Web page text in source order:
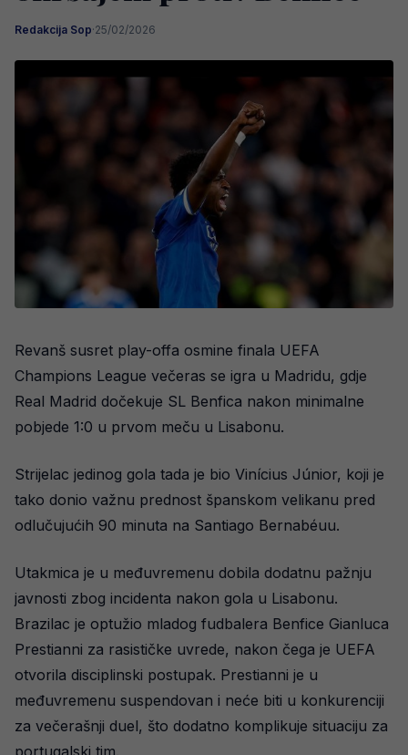
Redakcija Sop·25/02/2026
Revanš susret play-offa osmine finala UEFA
Champions League večeras se igra u Madridu, gdje
Real Madrid dočekuje SL Benfica nakon minimalne
pobjede 1:0 u prvom meču u Lisabonu.
Strijelac jedinog gola tada je bio Vinícius Júnior, koji je
tako donio važnu prednost španskom velikanu pred
odlučujućih 90 minuta na Santiago Bernabéuu.
Utakmica je u međuvremenu dobila dodatnu pažnju
javnosti zbog incidenta nakon gola u Lisabonu.
Brazilac je optužio mladog fudbalera Benfice Gianluca
Prestianni za rasističke uvrede, nakon čega je UEFA
otvorila disciplinski postupak. Prestianni je u
međuvremenu suspendovan i neće biti u konkurenciji
za večerašnji duel, što dodatno komplikuje situaciju za